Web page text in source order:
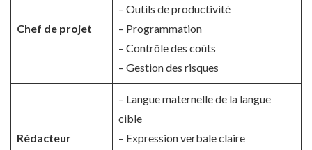
Chef de projet
– Outils de productivité
– Programmation
– Contrôle des coûts
– Gestion des risques
Rédacteur
– Langue maternelle de la langue
cible
– Expression verbale claire